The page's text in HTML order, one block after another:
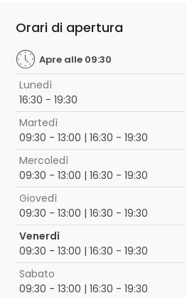
Orari di apertura
Apre alle 09:30
Lunedì
16:30 - 19:30
Martedì
09:30 - 13:00 | 16:30 - 19:30
Mercoledì
09:30 - 13:00 | 16:30 - 19:30
Giovedì
09:30 - 13:00 | 16:30 - 19:30
Venerdì
09:30 - 13:00 | 16:30 - 19:30
Sabato
09:30 - 13:00 | 16:30 - 19:30